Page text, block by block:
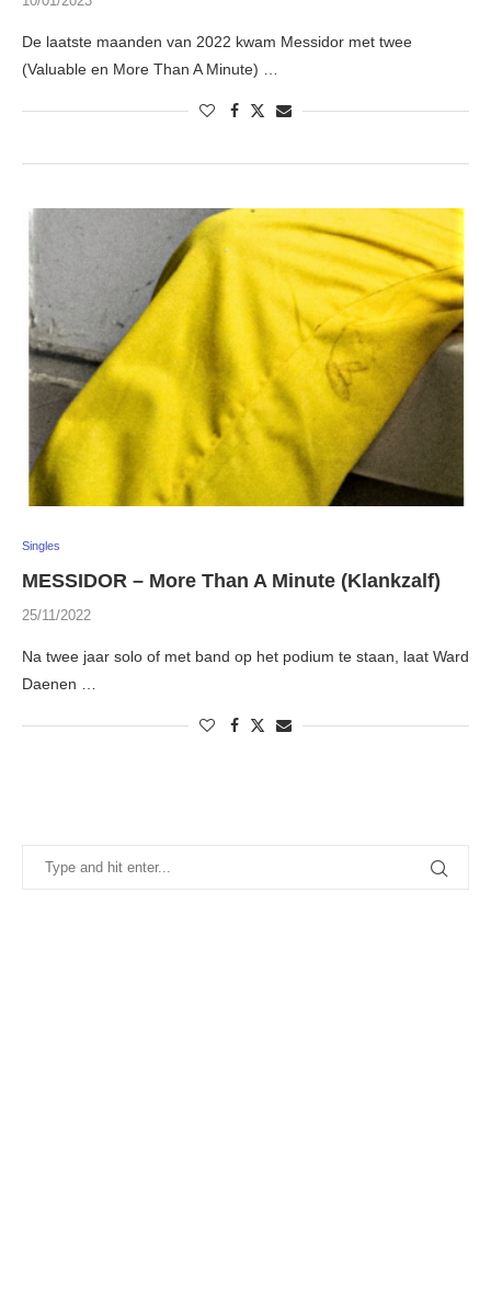
De laatste maanden van 2022 kwam Messidor met twee
(Valuable en More Than A Minute) …
Singles
MESSIDOR – More Than A Minute (Klankzalf)
25/11/2022
Na twee jaar solo of met band op het podium te staan, laat Ward
Daenen …